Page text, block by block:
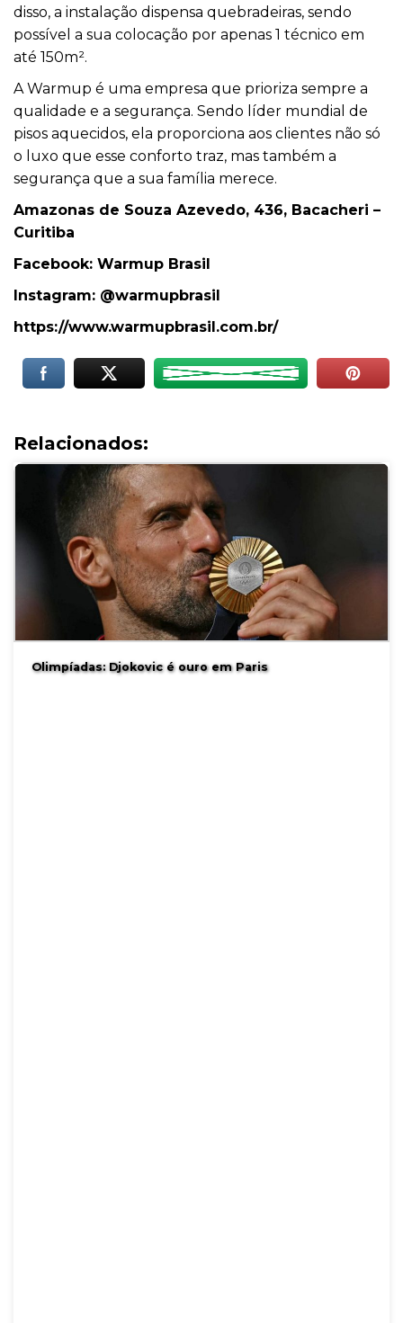
disso, a instalação dispensa quebradeiras, sendo
possível a sua colocação por apenas 1 técnico em
até 150m².
A Warmup é uma empresa que prioriza sempre a
qualidade e a segurança. Sendo líder mundial de
pisos aquecidos, ela proporciona aos clientes não só
o luxo que esse conforto traz, mas também a
segurança que a sua família merece.
Amazonas de Souza Azevedo, 436, Bacacheri –
Curitiba
Facebook: Warmup Brasil
Instagram: @warmupbrasil
https://www.warmupbrasil.com.br/
Relacionados:
Olimpíadas: Djokovic é ouro em Paris